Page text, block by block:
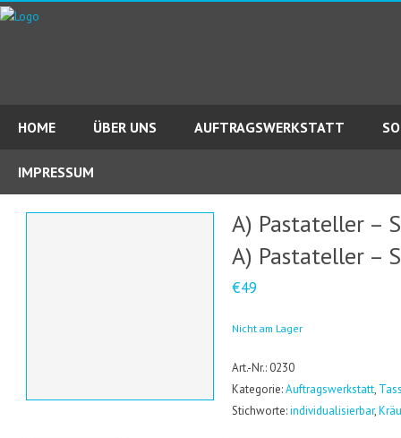
HOME ÜBER UNS AUFTRAGSWERKSTATT
IMPRESSUM
A) Pastateller –
A) Pastateller –
€49
Nicht am Lager
Art.-Nr.: 0230
Kategorie:Auftragswerkstatt,
Stichworte:individualisierbar,